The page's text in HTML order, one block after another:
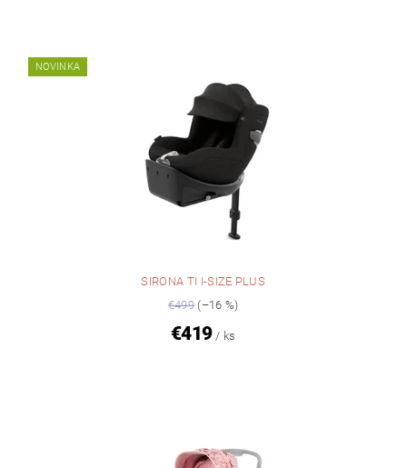
NOVINKA
SIRONA TI I-SIZE PLUS
€499 (–16 %)
€419 / ks